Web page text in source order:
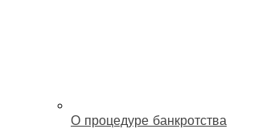
О процедуре банкротства